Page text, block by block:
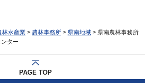
林水産業 > 農林事務所 > 県南地域 > 県南農林事務所
ター
PAGE TOP